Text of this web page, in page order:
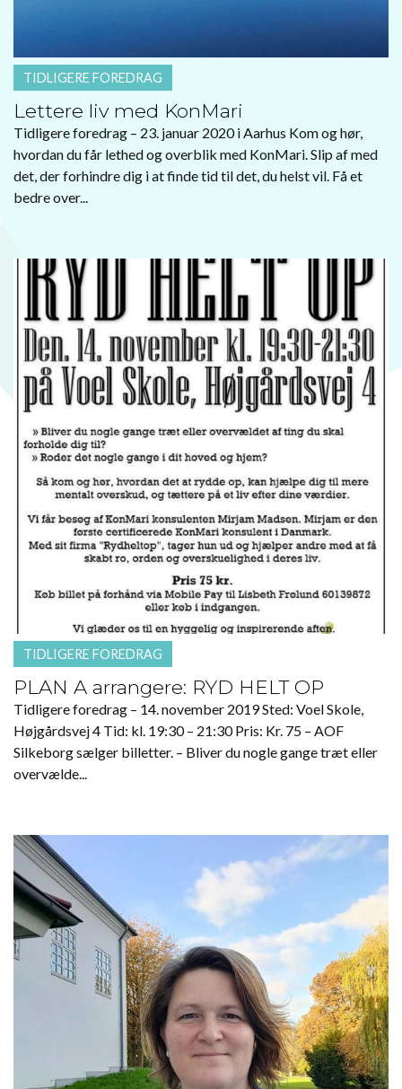
TIDLIGERE FOREDRAG
Lettere liv med KonMari
Tidligere foredrag – 23. januar 2020 i Aarhus Kom og hør,
hvordan du får lethed og overblik med KonMari. Slip af med
det, der forhindre dig i at finde tid til det, du helst vil. Få et
bedre over...
TIDLIGERE FOREDRAG
PLAN A arrangere: RYD HELT OP
Tidligere foredrag – 14. november 2019 Sted: Voel Skole,
Højgårdsvej 4 Tid: kl. 19:30 – 21:30 Pris: Kr. 75 – AOF
Silkeborg sælger billetter. – Bliver du nogle gange træt eller
overvælde...